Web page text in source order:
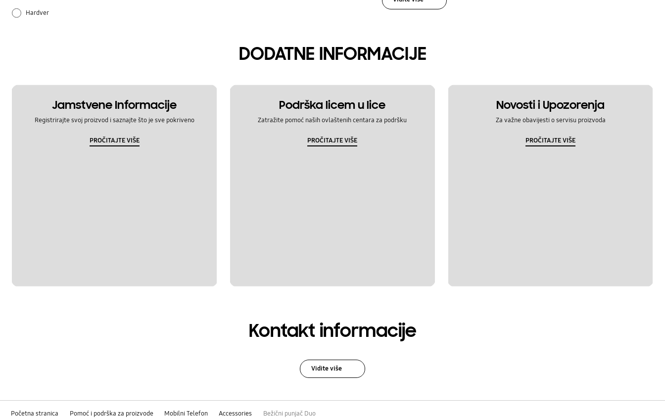
Hardver
DODATNE INFORMACIJE
Jamstvene Informacije
Registrirajte svoj proizvod i saznajte što je sve pokriveno
PROČITAJTE VIŠE
Podrška licem u lice
Zatražite pomoć naših ovlaštenih centara za podršku
PROČITAJTE VIŠE
Novosti i Upozorenja
Za važne obavijesti o servisu proizvoda
PROČITAJTE VIŠE
Kontakt informacije
Vidite više
Početna stranica Pomoć i podrška za proizvode Mobilni Telefon Accessories Bežični punjač Duo